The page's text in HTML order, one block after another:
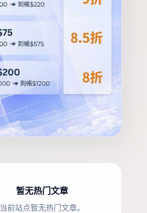
暂无热门文章
当前站点暂无热门文章。